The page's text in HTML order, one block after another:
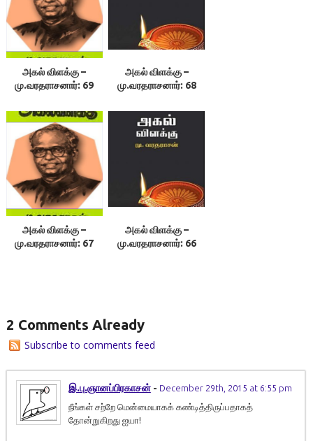
அகல் விளக்கு –
மு.வரதராசனார்: 69
அகல் விளக்கு –
மு.வரதராசனார்: 68
அகல் விளக்கு –
மு.வரதராசனார்: 67
அகல் விளக்கு –
மு.வரதராசனார்: 66
2 Comments Already
Subscribe to comments feed
இ.பு.ஞானப்பிரகாசன் - December 29th, 2015 at 6:55 pm
நீங்கள் சற்றே மென்மையாகக் கண்டித்திருப்பதாகத்
தோன்றுகிறது ஐயா!